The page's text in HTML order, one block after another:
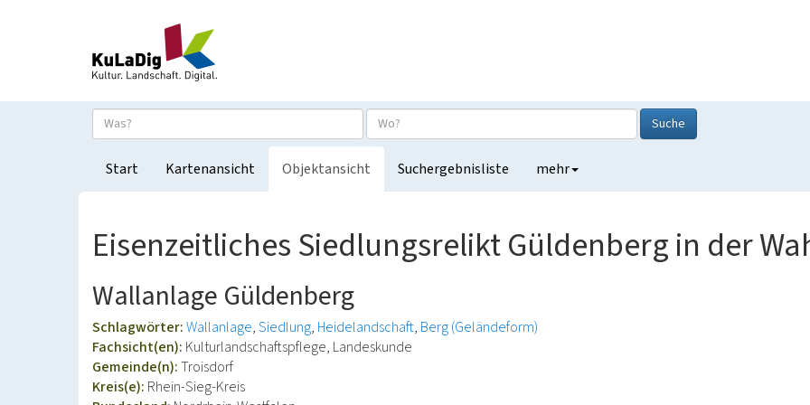
Suche
Start Kartenansicht Objektansicht Suchergebnisliste mehr
Eisenzeitliches Siedlungsrelikt Güldenberg in der
Wallanlage Güldenberg
Schlagwörter:Wallanlage Siedlung Heidelandschaft Berg (Geländeform)
Fachsicht(en): Kulturlandschaftspflege, Landeskunde
Gemeinde(n):Troisdorf
Kreis(e): Rhein-Sieg-Kreis